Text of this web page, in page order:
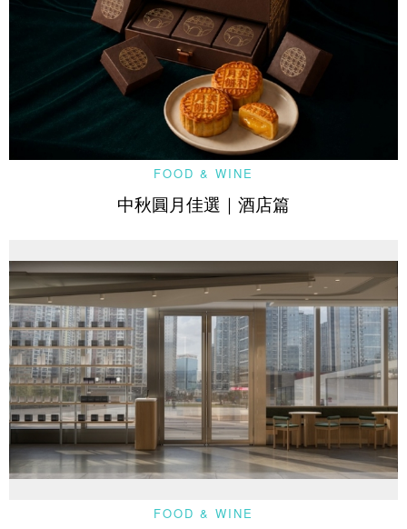
FOOD & WINE
中秋圓月佳選｜酒店篇
FOOD & WINE